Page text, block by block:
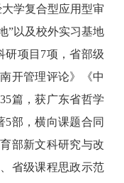
学复合型应用型审
”以及校外实习基地
研项目7项，省部级
开管理评论》《中
篇，获广东省哲学
5部，横向课题合同
部新文科研究与改
省级课程思政示范